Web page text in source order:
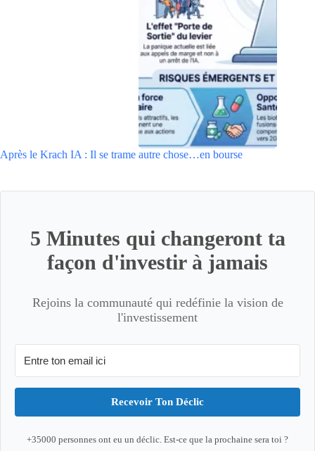
Après le Krach IA : Il se trame autre chose…en bourse
5 Minutes qui changeront ta
façon d'investir à jamais
Rejoins la communauté qui redéfinie la vision de
l'investissement
Recevoir Ton Déclic
+35000 personnes ont eu un déclic. Est-ce que la prochaine sera toi ?